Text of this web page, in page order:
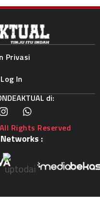
Privasi
Log In
di:
Rights Reserved
Networks :